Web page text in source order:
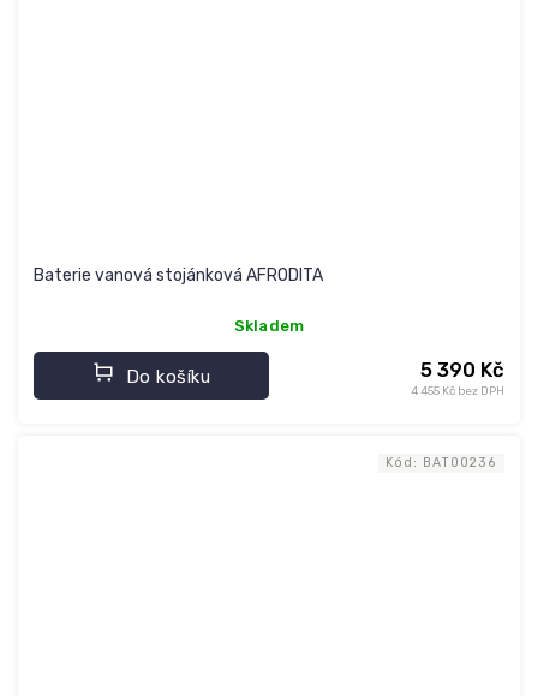
Baterie vanová stojánková AFRODITA
Skladem
4 455 Kč bez DPH
5 390 Kč
Do košíku
Kód: BAT00236